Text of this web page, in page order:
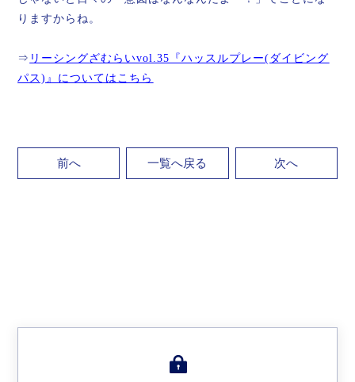
りますからね。
⇒ リーシングざむらいvol.35『ハッスルプレー(ダイビング
パス)』についてはこちら
前へ 一覧へ戻る 次へ